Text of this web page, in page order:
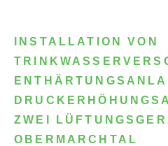
INSTALLATION VON
ZWEI
OBERMARCHTAL